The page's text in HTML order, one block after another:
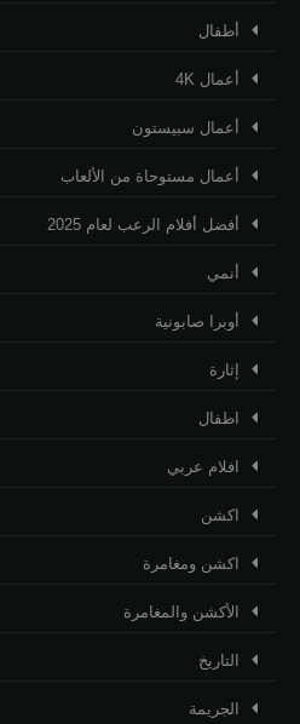
أطفال
أعمال 4K
أعمال سبيستون
أعمال مستوحاة من الألعاب
أفضل أفلام الرعب لعام 2025
أنمي
أوبرا صابونية
إثارة
اطفال
افلام عربي
اكشن
اكشن ومغامرة
الأكشن والمغامرة
التاريخ
الجريمة